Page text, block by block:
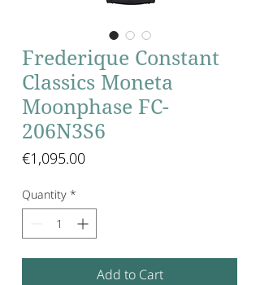
Frederique Constant
Classics Moneta
Moonphase FC-
206N3S6
€1,095.00Price
Quantity *
Add to Cart